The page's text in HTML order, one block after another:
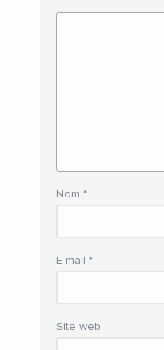
Nom *
E-mail *
Site web